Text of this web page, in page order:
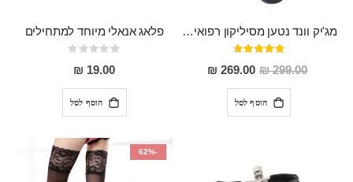
מג'יק וונד נטען מסיליקון רפואי חזק בעל 12 מצבי רטט ו6 מהירויות שונות ROMI
דירוג:
93%
299.00 ₪
מחיר
מבצע
269.00 ₪
הוסף לסל
פלאג אנאלי מיוחד למתחילים
Rating:
0%
19.00 ₪
הוסף לסל
-62%